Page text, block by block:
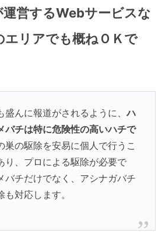
運営するWebサービスな
エリアでも概ねＯＫで
盛んに報道がされるように、ハ
バチは特に危険性の高いハチで
巣の駆除を安易に個人で行うこ
り、プロによる駆除が必要で
バチだけでなく、アシナガバチ
対応します。